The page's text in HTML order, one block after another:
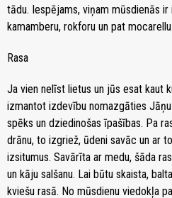
tādu. Iespējams, viņam mūsdienās
kamamberu, rokforu un pat mocarellu.
Rasa
Ja vien nelīst lietus un jūs esat kaut
izmantot izdevību nomazgāties
spēks un dziedinošas īpašības. Pa
drānu, to izgriež, ūdeni savāc un ar
izsitumus. Savārīta ar medu, šāda
un kāju salšanu. Lai būtu skaista,
kviešu rasā. No mūsdienu viedokļa